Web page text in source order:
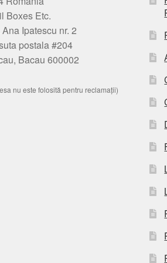
Boxes Etc.
Ana Ipatescu nr. 2
postala #204
Bacau 600002
nu este folosită pentru reclamații)